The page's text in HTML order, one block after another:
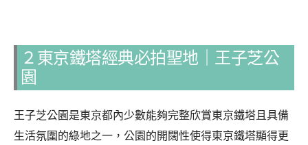
２東京鐵塔經典必拍聖地｜王子芝公
園
王子芝公園是東京都內少數能夠完整欣賞東京鐵塔且具備
生活氛圍的綠地之一，公園的開闊性使得東京鐵塔顯得更